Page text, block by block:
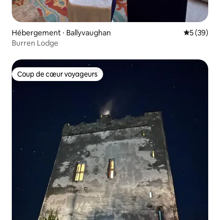
Hébergement ⋅ Ballyvaughan
5 (39)
Burren Lodge
Coup de cœur voyageurs
Coup de cœur voyageurs